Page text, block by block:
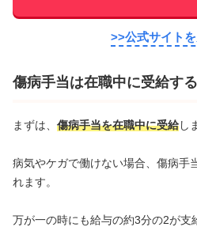
>>公式サイト
傷病手当は在職中に受給する
まずは、 傷病手当を在職中に受給し
病気やケガで働けない場合、傷病手
れます。
万が一の時にも給与の約3分の2が支